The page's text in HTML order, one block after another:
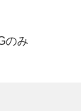
のみ